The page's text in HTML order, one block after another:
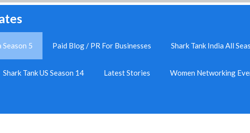
Season 5 Paid Blog / PR For Businesses Shark Tank India All
Shark Tank US Season 14 Latest Stories Women Networking